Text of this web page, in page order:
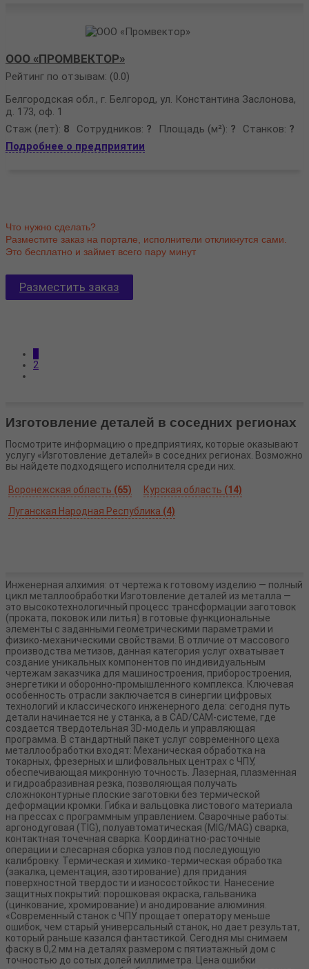
ООО «ПРОМВЕКТОР»
Рейтинг по отзывам: (0.0)
Белгородская обл., г. Белгород, ул. Константина Заслонова,
д. 173, оф. 1
Стаж (лет): 8 Сотрудников: ? Площадь (м²): ? Станков: ?
Подробнее о предприятии
Что нужно сделать?
Разместите заказ на портале, исполнители откликнутся сами.
Это бесплатно и займет всего пару минут
Разместить заказ
2
Изготовление деталей в соседних регионах
Посмотрите информацию о предприятиях, которые оказывают
услугу «Изготовление деталей» в соседних регионах. Возможно
вы найдете подходящего исполнителя среди них.
Воронежская область (65) Курская область (14)
Луганская Народная Республика (4)
Инженерная алхимия: от чертежа к готовому изделию — полный
цикл металлообработки Изготовление деталей из металла —
это высокотехнологичный процесс трансформации заготовок
(проката, поковок или литья) в готовые функциональные
элементы с заданными геометрическими параметрами и
физико-механическими свойствами. В отличие от массового
производства метизов, данная категория услуг охватывает
создание уникальных компонентов по индивидуальным
чертежам заказчика для машиностроения, приборостроения,
энергетики и оборонно-промышленного комплекса. Ключевая
особенность отрасли заключается в синергии цифровых
технологий и классического инженерного дела: сегодня путь
детали начинается не у станка, а в CAD/CAM-системе, где
создается твердотельная 3D-модель и управляющая
программа. В стандартный пакет услуг современного цеха
металлообработки входят: Механическая обработка на
токарных, фрезерных и шлифовальных центрах с ЧПУ,
обеспечивающая микронную точность. Лазерная, плазменная
и гидроабразивная резка, позволяющая получать
сложноконтурные плоские заготовки без термической
деформации кромки. Гибка и вальцовка листового материала
на прессах с программным управлением. Сварочные работы:
аргонодуговая (TIG), полуавтоматическая (MIG/MAG) сварка,
контактная точечная сварка. Координатно-расточные
операции и слесарная сборка узлов под последующую
калибровку. Термическая и химико-термическая обработка
(закалка, цементация, азотирование) для придания
поверхностной твердости и износостойкости. Нанесение
защитных покрытий: порошковая окраска, гальваника
(цинкование, хромирование) и анодирование алюминия.
«Современный станок с ЧПУ прощает оператору меньше
ошибок, чем старый универсальный станок, но дает результат,
который раньше казался фантастикой. Сегодня мы снимаем
фаску в 0,2 мм на деталях размером с пятиэтажный дом с
точностью до сотых долей миллиметра. Цена ошибки